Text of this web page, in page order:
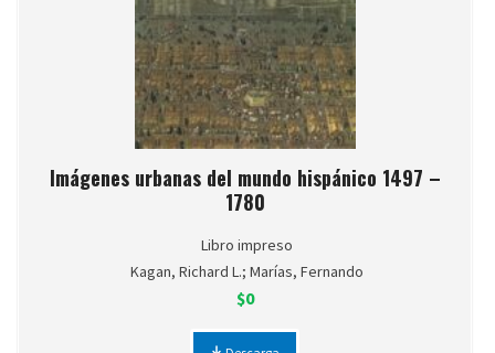
Imágenes urbanas del mundo hispánico 1497 –
1780
Libro impreso
Kagan, Richard L.; Marías, Fernando
$0